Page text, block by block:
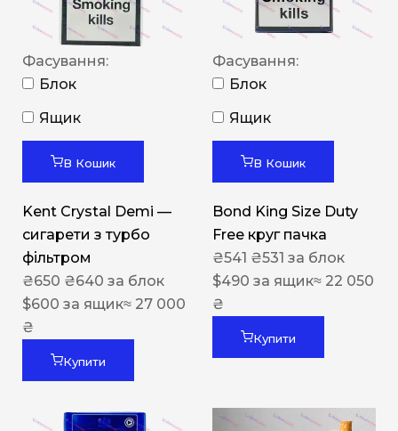
Фасування:
Блок
Ящик
В Кошик
Kent Crystal Demi —
сигарети з турбо
фільтром
₴650 ₴640 за блок
$600 за ящик≈ 27 000
₴
Купити
Фасування:
Блок
Ящик
В Кошик
Bond King Size Duty
Free круг пачка
₴541 ₴531 за блок
$490 за ящик≈ 22 050
₴
Купити